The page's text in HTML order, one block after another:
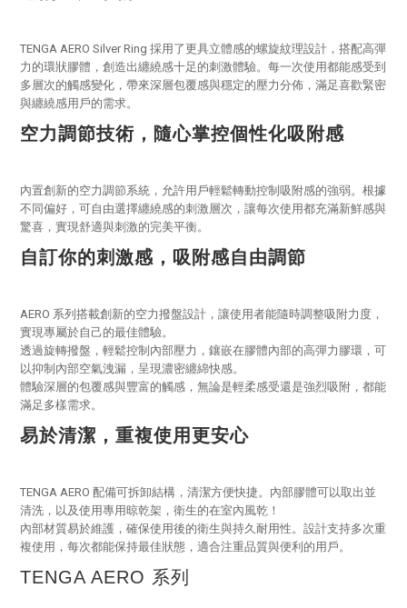
TENGA AERO Silver Ring 採用了更具立體感的螺旋紋理設計，搭配高彈
力的環狀膠體，創造出纏繞感十足的刺激體驗。每一次使用都能感受到
多層次的觸感變化，帶來深層包覆感與穩定的壓力分佈，滿足喜歡緊密
與纏繞感用戶的需求。
空力調節技術，隨心掌控個性化吸附感
內置創新的空力調節系統，允許用戶輕鬆轉動控制吸附感的強弱。根據
不同偏好，可自由選擇纏繞感的刺激層次，讓每次使用都充滿新鮮感與
驚喜，實現舒適與刺激的完美平衡。
自訂你的刺激感，吸附感自由調節
AERO 系列搭載創新的空力撥盤設計，讓使用者能隨時調整吸附力度，
實現專屬於自己的最佳體驗。
透過旋轉撥盤，輕鬆控制內部壓力，鑲嵌在膠體內部的高彈力膠環，可
以抑制內部空氣洩漏，呈現濃密纏綿快感。
體驗深層的包覆感與豐富的觸感，無論是輕柔感受還是強烈吸附，都能
滿足多樣需求。
易於清潔，重複使用更安心
TENGA AERO 配備可拆卸結構，清潔方便快捷。內部膠體可以取出並
清洗，以及使用專用晾乾架，衛生的在室內風乾！
內部材質易於維護，確保使用後的衛生與持久耐用性。設計支持多次重
複使用，每次都能保持最佳狀態，適合注重品質與便利的用戶。
TENGA AERO 系列